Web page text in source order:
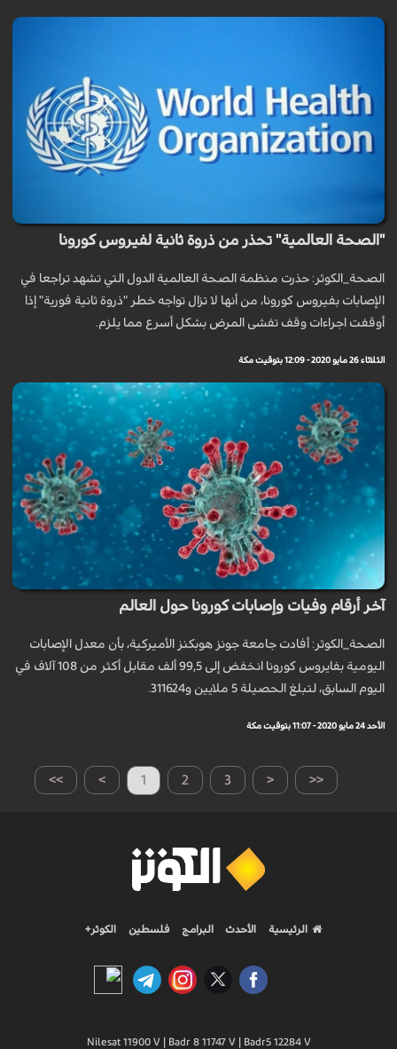
"الصحة العالمية" تحذر من ذروة ثانية لفيروس كورونا
الصحة_الكوثر: حذرت منظمة الصحة العالمية الدول التي تشهد تراجعا في
الإصابات بفيروس كورونا، من أنها لا تزال تواجه خطر "ذروة ثانية فورية" إذا
أوقفت اجراءات وقف تفشى المرض بشكل أسرع مما يلزم.
الثلاثاء 26 مايو 2020 - 12:09 بتوقيت مكة
آخر أرقام وفيات وإصابات كورونا حول العالم
الصحة_الكوثر: أفادت جامعة جونز هوبكنز الأميركية، بأن معدل الإصابات
اليومية بفايروس كورونا انخفض إلى 99,5 ألف مقابل أكثر من 108 آلاف في
اليوم السابق، لتبلغ الحصيلة 5 ملايين و311624.
الأحد 24 مايو 2020 - 11:07 بتوقيت مكة
>> > 1 2 3 < <<
الرئيسية الأحدث البرامج فلسطين الكوثر+
Nilesat 11900 V | Badr 8 11747 V | Badr5 12284 V